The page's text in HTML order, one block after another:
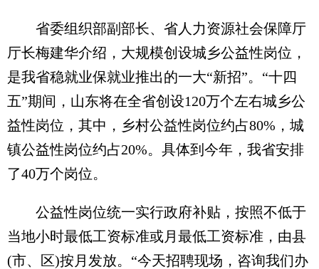
省委组织部副部长、省人力资源社会保障厅
厅长梅建华介绍，大规模创设城乡公益性岗位，
是我省稳就业保就业推出的一大“新招”。“十四
五”期间，山东将在全省创设120万个左右城乡公
益性岗位，其中，乡村公益性岗位约占80%，城
镇公益性岗位约占20%。具体到今年，我省安排
了40万个岗位。
公益性岗位统一实行政府补贴，按照不低于
当地小时最低工资标准或月最低工资标准，由县
(市、区)按月发放。“今天招聘现场，咨询我们办